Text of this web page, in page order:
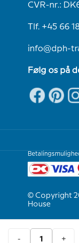
- +
CVR-nr.:
Tlf. +45 66
info@dph-
Følg os på
© Copyright
House